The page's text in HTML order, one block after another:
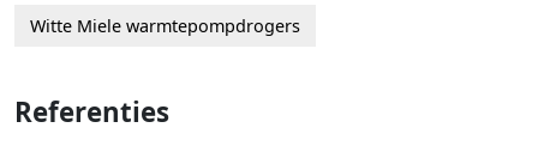
Witte Miele warmtepompdrogers
Referenties